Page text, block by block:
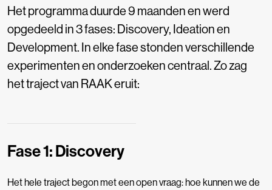
Het programma duurde 9 maanden en werd
opgedeeld in 3 fases: Discovery, Ideation en
Development. In elke fase stonden verschillende
experimenten en onderzoeken centraal. Zo zag
het traject van RAAK eruit:
Fase 1: Discovery
Het hele traject begon met een open vraag: hoe kunnen we de